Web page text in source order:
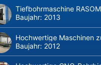
Tiefbohrmaschine
Baujahr: 2013
Hochwertige Maschinen
Baujahr: 2012